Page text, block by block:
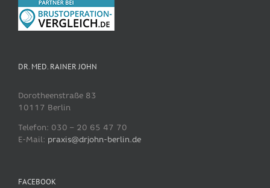
DR. MED. RAINER JOHN
Dorotheenstraße 83
10117 Berlin
Telefon: 030 – 20 65 47 70
E-Mail: praxis@drjohn-berlin.de
FACEBOOK